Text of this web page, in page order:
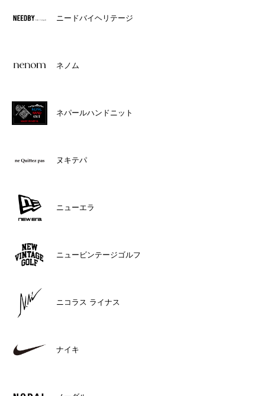
ニードバイヘリテージ
ネノム
ネパールハンドニット
ヌキテパ
ニューエラ
ニュービンテージゴルフ
ニコラス ライナス
ナイキ